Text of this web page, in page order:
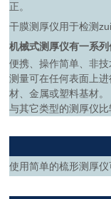
正。
干膜测厚仪用于检测
机械式测厚仪有一系列
便携、操作简单、非
测量可在任何表面上
材、金属或塑料基材。
与其它类型的测厚仪比
使用简单的梳形测厚仪